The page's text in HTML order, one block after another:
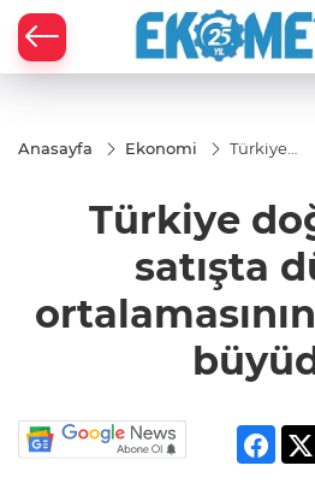
Anasayfa Ekonomi
Türkiye
üzerinde
Türkiye
satışta